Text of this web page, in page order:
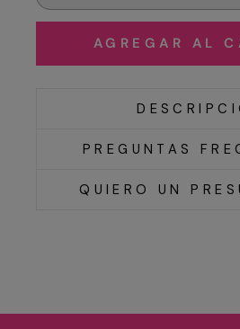
AGREGAR AL
PREGUNTAS
QUIERO UN